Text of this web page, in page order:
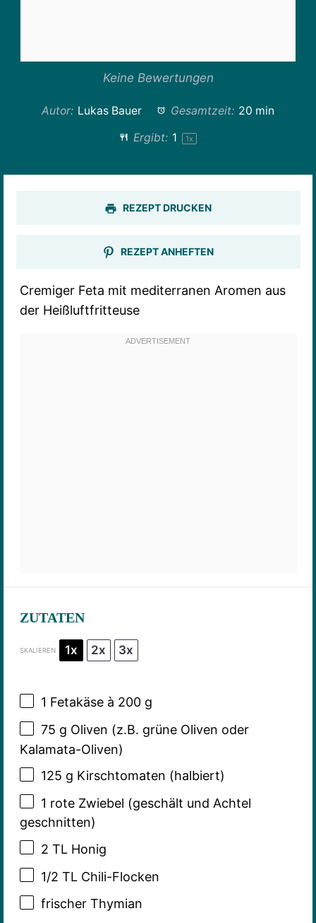
Keine Bewertungen
Autor: Lukas Bauer Gesamtzeit: 20 min
Ergibt: 1 1x
REZEPT DRUCKEN
REZEPT ANHEFTEN
Cremiger Feta mit mediterranen Aromen aus
der Heißluftfritteuse
ZUTATEN
SKALIEREN 1x 2x 3x
1 Fetakäse à 200 g
75 g Oliven (z.B. grüne Oliven oder
Kalamata-Oliven)
125 g Kirschtomaten (halbiert)
1 rote Zwiebel (geschält und Achtel
geschnitten)
2 TL Honig
1/2 TL Chili-Flocken
frischer Thymian